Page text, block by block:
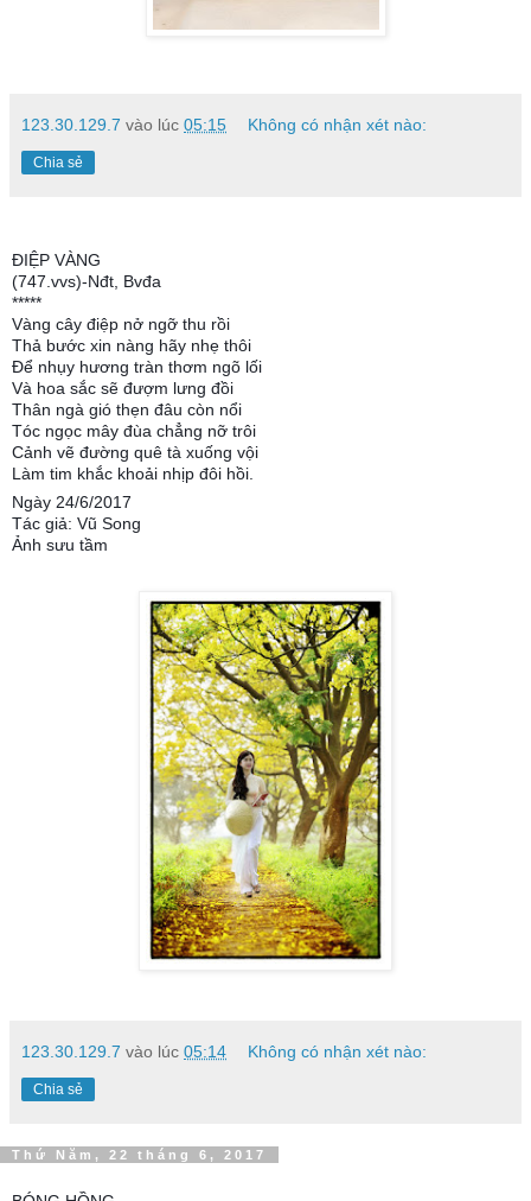
123.30.129.7 vào lúc 05:15 Không có nhận xét nào:
Chia sẻ
ĐIỆP VÀNG
(747.vvs)-Nđt, Bvđa
*****
Vàng cây điệp nở ngỡ thu rồi
Thả bước xin nàng hãy nhẹ thôi
Để nhụy hương tràn thơm ngõ lối
Và hoa sắc sẽ đượm lưng đồi
Thân ngà gió thẹn đâu còn nổi
Tóc ngọc mây đùa chẳng nỡ trôi
Cảnh vẽ đường quê tà xuống vội
Làm tim khắc khoải nhịp đôi hồi.
Ngày 24/6/2017
Tác giả: Vũ Song
Ảnh sưu tầm
123.30.129.7 vào lúc 05:14 Không có nhận xét nào:
Chia sẻ
Thứ Năm, 22 tháng 6, 2017